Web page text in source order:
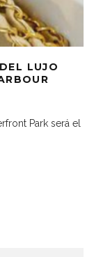
LUJO
Park será el